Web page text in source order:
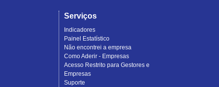
Serviços
Indicadores
Painel Estatístico
Não encontrei a empresa
Como Aderir - Empresas
Acesso Restrito para Gestores e
Empresas
Suporte